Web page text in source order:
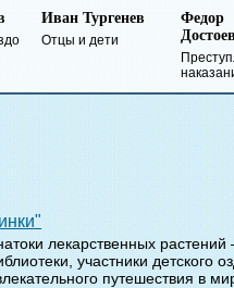
Иван Тургенев
Отцы и дети
Федор
лекарственных
участники детского
путешествия в